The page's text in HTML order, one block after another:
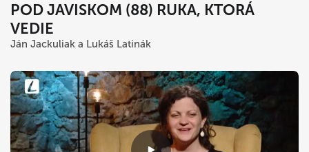
POD JAVISKOM (88) RUKA, KTORÁ
VEDIE
Ján Jackuliak a Lukáš Latinák